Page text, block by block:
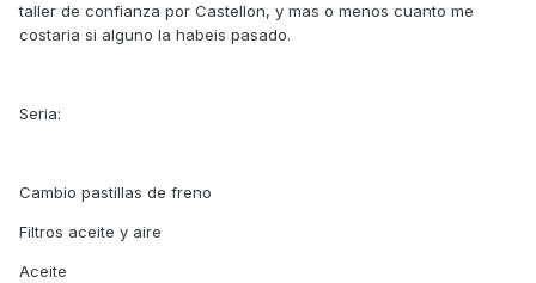
taller de confianza por Castellon, y mas o menos cuanto me
costaria si alguno la habeis pasado.
Seria:
Cambio pastillas de freno
Filtros aceite y aire
Aceite